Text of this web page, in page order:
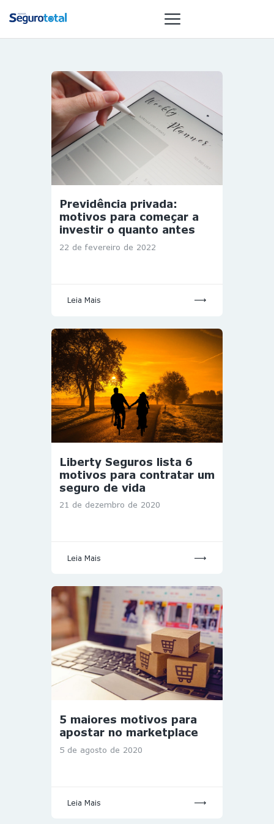
NOTÍCIAS
REVISTA
ESPECIAIS
GAIVOTA DE
OURO
ST SUMMIT
GESTORAS
HOMEST
HOME
Previdência privada:
motivos para começar a
investir o quanto antes
22 de fevereiro de 2022
Leia Mais
Liberty Seguros lista 6
motivos para contratar um
seguro de vida
21 de dezembro de 2020
Leia Mais
5 maiores motivos para
apostar no marketplace
5 de agosto de 2020
Leia Mais